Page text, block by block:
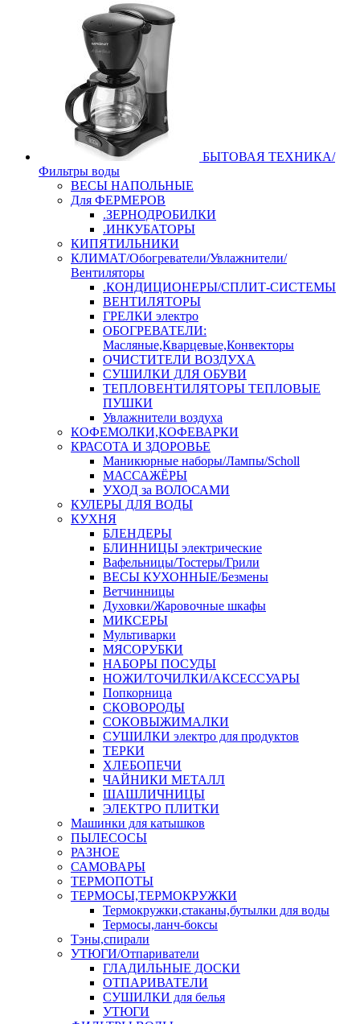
БЫТОВАЯ ТЕХНИКА/
Фильтры воды
ВЕСЫ НАПОЛЬНЫЕ
Для ФЕРМЕРОВ
.ЗЕРНОДРОБИЛКИ
.ИНКУБАТОРЫ
КИПЯТИЛЬНИКИ
КЛИМАТ/Обогреватели/Увлажнители/
Вентиляторы
.КОНДИЦИОНЕРЫ/СПЛИТ-СИСТЕМЫ
ВЕНТИЛЯТОРЫ
ГРЕЛКИ электро
ОБОГРЕВАТЕЛИ:
Масляные,Кварцевые,Конвекторы
ОЧИСТИТЕЛИ ВОЗДУХА
СУШИЛКИ ДЛЯ ОБУВИ
ТЕПЛОВЕНТИЛЯТОРЫ ТЕПЛОВЫЕ
ПУШКИ
Увлажнители воздуха
КОФЕМОЛКИ,КОФЕВАРКИ
КРАСОТА И ЗДОРОВЬЕ
Маникюрные наборы/Лампы/Scholl
МАССАЖЁРЫ
УХОД за ВОЛОСАМИ
КУЛЕРЫ ДЛЯ ВОДЫ
КУХНЯ
БЛЕНДЕРЫ
БЛИННИЦЫ электрические
Вафельницы/Тостеры/Грили
ВЕСЫ КУХОННЫЕ/Безмены
Ветчинницы
Духовки/Жаровочные шкафы
МИКСЕРЫ
Мультиварки
МЯСОРУБКИ
НАБОРЫ ПОСУДЫ
НОЖИ/ТОЧИЛКИ/АКСЕССУАРЫ
Попкорница
СКОВОРОДЫ
СОКОВЫЖИМАЛКИ
СУШИЛКИ электро для продуктов
ТЕРКИ
ХЛЕБОПЕЧИ
ЧАЙНИКИ МЕТАЛЛ
ШАШЛИЧНИЦЫ
ЭЛЕКТРО ПЛИТКИ
Машинки для катышков
ПЫЛЕСОСЫ
РАЗНОЕ
САМОВАРЫ
ТЕРМОПОТЫ
ТЕРМОСЫ,ТЕРМОКРУЖКИ
Термокружки,стаканы,бутылки для воды
Термосы,ланч-боксы
Тэны,спирали
УТЮГИ/Отпариватели
ГЛАДИЛЬНЫЕ ДОСКИ
ОТПАРИВАТЕЛИ
СУШИЛКИ для белья
УТЮГИ